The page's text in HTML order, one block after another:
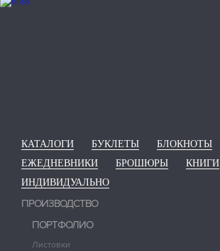
КАТАЛОГИ БУКЛЕТЫ
БЛОКНОТЫ
ЕЖЕДНЕВНИКИ
БРОШЮРЫ
КНИГИ
ИНДИВИДУАЛЬНО
ПРОИЗВОДСТВО
ПОРТФОЛИО
Листовки